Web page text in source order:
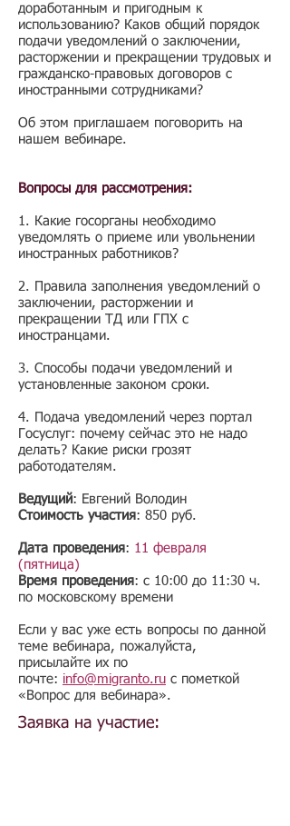
доработанным и пригодным к
использованию? Каков общий порядок
подачи уведомлений о заключении,
расторжении и прекращении трудовых и
гражданско-правовых договоров с
иностранными сотрудниками?
Об этом приглашаем поговорить на
нашем вебинаре.
Вопросы для рассмотрения:
1. Какие госорганы необходимо
уведомлять о приеме или увольнении
иностранных работников?
2. Правила заполнения уведомлений о
заключении, расторжении и
прекращении ТД или ГПХ с
иностранцами.
3. Способы подачи уведомлений и
установленные законом сроки.
4. Подача уведомлений через портал
Госуслуг: почему сейчас это не надо
делать? Какие риски грозят
работодателям.
Ведущий: Евгений Володин
Стоимость участия: 850 руб.
Дата проведения: 11 февраля
(пятница)
Время проведения: с 10:00 до 11:30 ч.
по московскому времени
​Если у вас уже есть вопросы по данной
теме вебинара, пожалуйста,
присылайте их по
почте: info@migranto.ru с пометкой
«Вопрос для вебинара».
Заявка на участие: